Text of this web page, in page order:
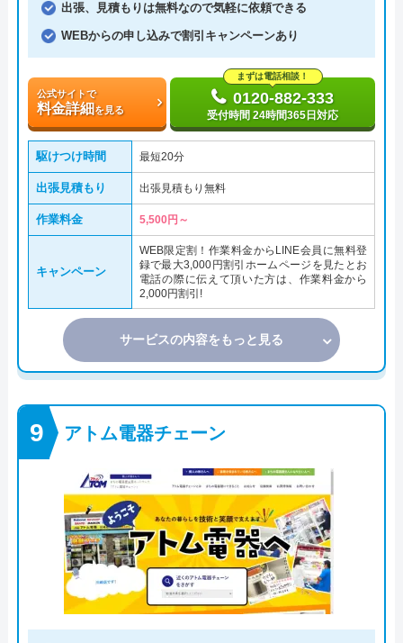
出張、見積もりは無料なので気軽に依頼できる
WEBからの申し込みで割引キャンペーンあり
公式サイトで
料金詳細を見る
まずは電話相談！
0120-882-333
受付時間 24時間365日対応
駆けつけ時間 最短20分
出張見積もり 出張見積もり無料
作業料金 5,500円～
キャンペーン
WEB限定割！作業料金からLINE会員に無料登
録で最大3,000円割引ホームページを見たとお
電話の際に伝えて頂いた方は、作業料金から
2,000円割引!
サービスの内容をもっと見る
アトム電器チェーン